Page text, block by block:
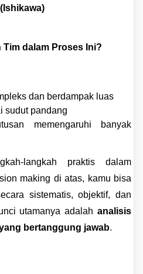
Tim dalam Proses Ini?
dan berdampak luas
sudut pandang
memengaruhi banyak
langkah praktis dalam
making di atas, kamu bisa
sistematis, objektif, dan
utamanya adalah analisis
bertanggung jawab.